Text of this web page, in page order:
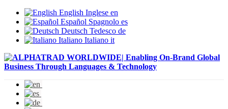
English Inglese en
Español Spagnolo es
Deutsch Tedesco de
Italiano Italiano it